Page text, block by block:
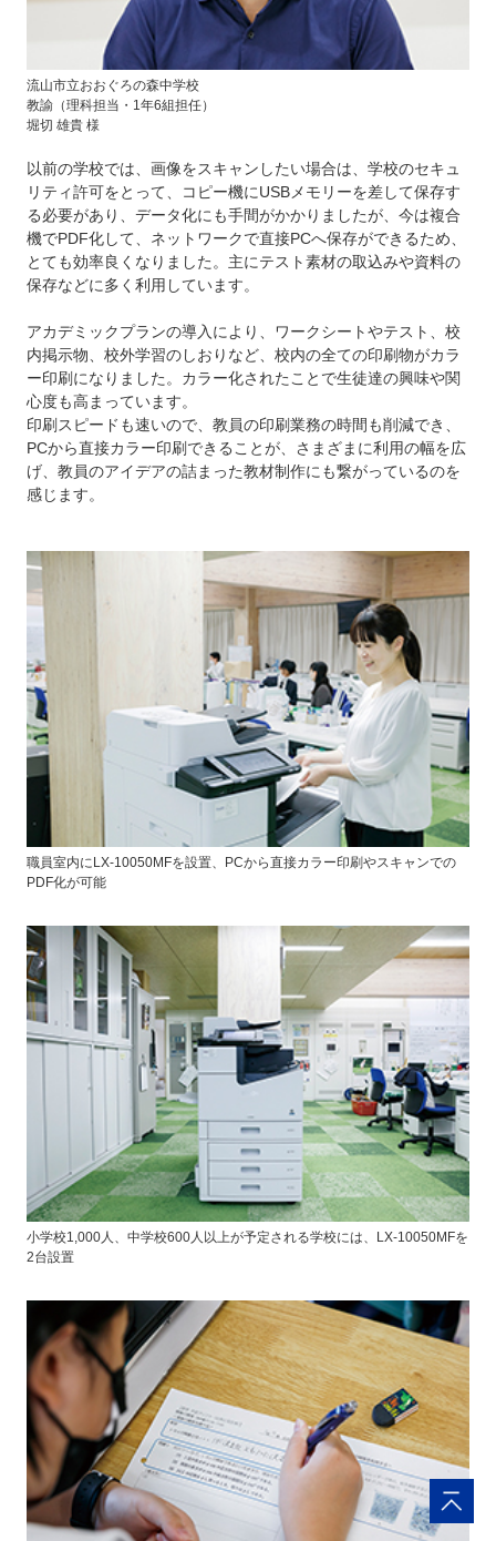
流山市立おおぐろの森中学校
教諭（理科担当・1年6組担任）
堀切 雄貴 様
以前の学校では、画像をスキャンしたい場合は、学校のセキュ
リティ許可をとって、コピー機にUSBメモリーを差して保存す
る必要があり、データ化にも手間がかかりましたが、今は複合
機でPDF化して、ネットワークで直接PCへ保存ができるため、
とても効率良くなりました。主にテスト素材の取込みや資料の
保存などに多く利用しています。
アカデミックプランの導入により、ワークシートやテスト、校
内掲示物、校外学習のしおりなど、校内の全ての印刷物がカラ
ー印刷になりました。カラー化されたことで生徒達の興味や関
心度も高まっています。
印刷スピードも速いので、教員の印刷業務の時間も削減でき、
PCから直接カラー印刷できることが、さまざまに利用の幅を広
げ、教員のアイデアの詰まった教材制作にも繋がっているのを
感じます。
職員室内にLX-10050MFを設置、PCから直接カラー印刷やスキャンでの
PDF化が可能
小学校1,000人、中学校600人以上が予定される学校には、LX-10050MFを
2台設置